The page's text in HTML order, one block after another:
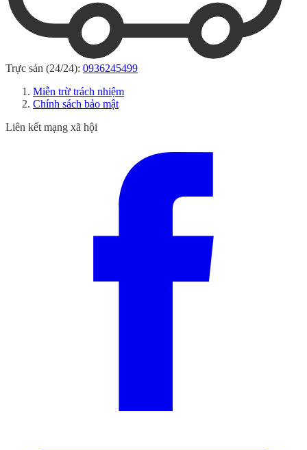
Trực sản (24/24): 0936245499
Miễn trừ trách nhiệm
Chính sách bảo mật
Liên kết mạng xã hội